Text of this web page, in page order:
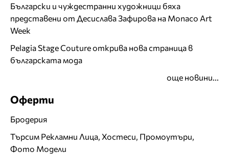
Български и чуждестранни художници бяха
представени от Десислава Зафирова на Monaco Art
Week
Pelagia Stage Couture открива нова страница в
българската мода
още новини...
Оферти
Бродерия
Търсим Рекламни Лица, Хостеси, Промоутъри,
Фото Модели